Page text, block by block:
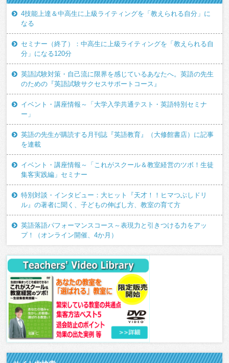
4技能上達＆中高生に上級ライティングを「教えられる自分」に
なる
セミナー（終了）：中高生に上級ライティングを「教えられる自
分」になる120分
英語試験対策・自己流に限界を感じているあなたへ。英語の先生
のための『英語試験サクセスサポートコース』
イベント・講座情報～「大学入学共通テスト・英語特別セミナ
ー」
英語の先生が購読する月刊誌『英語教育』（大修館書店）に記事
を連載
イベント・講座情報～「これがスクール＆教室経営のツボ！生徒
集客実践編」セミナー
特別対談・インタビュー：大ヒット『天才！！ヒマつぶしドリ
ル』の著者に聞く、子どもの伸ばし方、教室の育て方
英語落語パフォーマンスコース～表現力と引きつける力をアッ
プ！（オンライン開催、4か月）